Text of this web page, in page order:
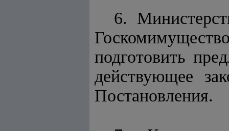
6.
подготовить
действующее
Постановления.